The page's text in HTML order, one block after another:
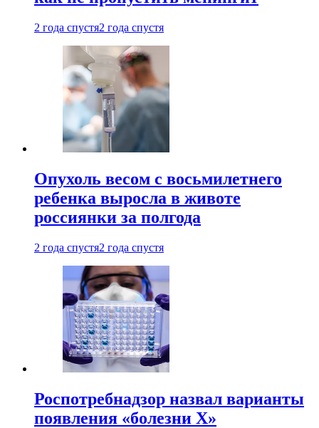
2 года спустя2 года спустя
Опухоль весом с восьмилетнего
ребенка выросла в животе
россиянки за полгода
2 года спустя2 года спустя
Роспотребнадзор назвал варианты
появления «болезни Х»